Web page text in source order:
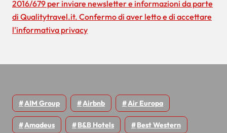
2016/679 per inviare newsletter e informazioni da parte
di Qualitytravel.it. Confermo di aver letto e di accettare
l'informativa privacy
AIM Group Airbnb Air Europa
Amadeus B&B Hotels Best Western